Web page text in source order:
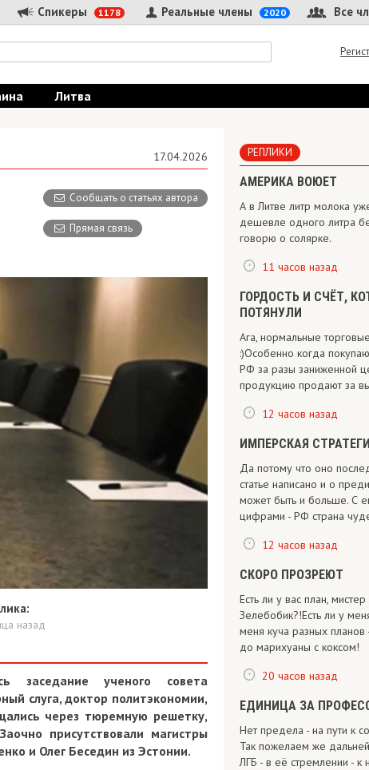
Спикеры 1178 Все
Реальные члены 2020
Литва
17.04.2026
Сообщать о статьях автора
Прямая связь
назад
заседание ученого совета
слуга, доктор политэкономии,
через тюремную решетку,
присутствовали магистры
и Олег Беседин из Эстонии.
РЕПЛИКИ
АМЕРИКА ВОЮЕТ
А в Литве литр молока
дешевле одного литра
говорю о солярке.
11 часов назад
ГОРДОСТЬ И СЧЁТ,
ПОТЯНУЛИ
Ага, нормальные
:)Особенно когда
РФ за разы заниженной
продукцию продают за
12 часов назад
ИМПЕРСКАЯ
Да потому что оно
статье написано и о
может быть и больше. С
цифрами - РФ страна
12 часов назад
СКОРО ПРОЗРЕЮТ
Есть ли у вас план,
Зелебобик?!Есть ли у
меня куча разных планов
до марихуаны с коксом!
20 часов назад
ЕДИНИЦА ЗА
Нет предела - на пути к
Так пожелаем же
ЛГБ - в её стремлении - к